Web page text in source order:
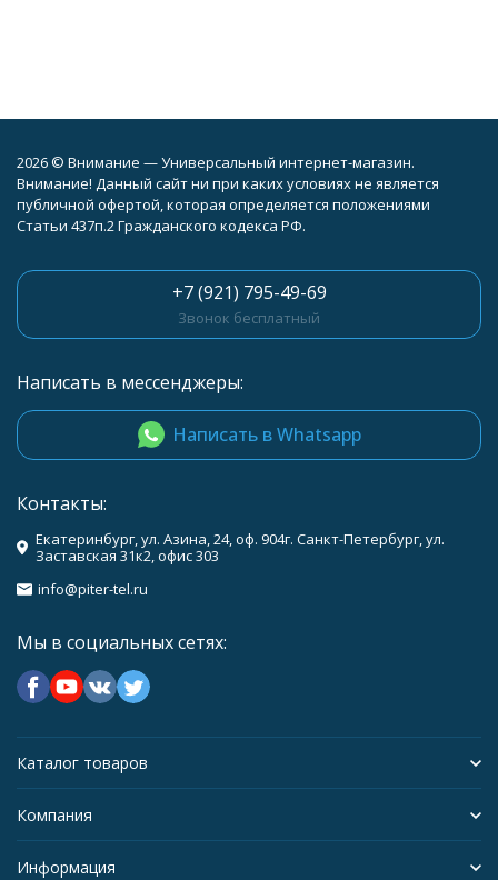
2026 © Внимание — Универсальный интернет-магазин.
Внимание! Данный сайт ни при каких условиях не является
публичной офертой, которая определяется положениями
Статьи 437п.2 Гражданского кодекса РФ.
+7 (921) 795-49-69
Звонок бесплатный
Написать в мессенджеры:
Написать в Whatsapp
Контакты:
Екатеринбург, ул. Азина, 24, оф. 904г. Санкт-Петербург, ул.
Заставская 31к2, офис 303
info@piter-tel.ru
Мы в социальных сетях:
Каталог товаров
Компания
Информация